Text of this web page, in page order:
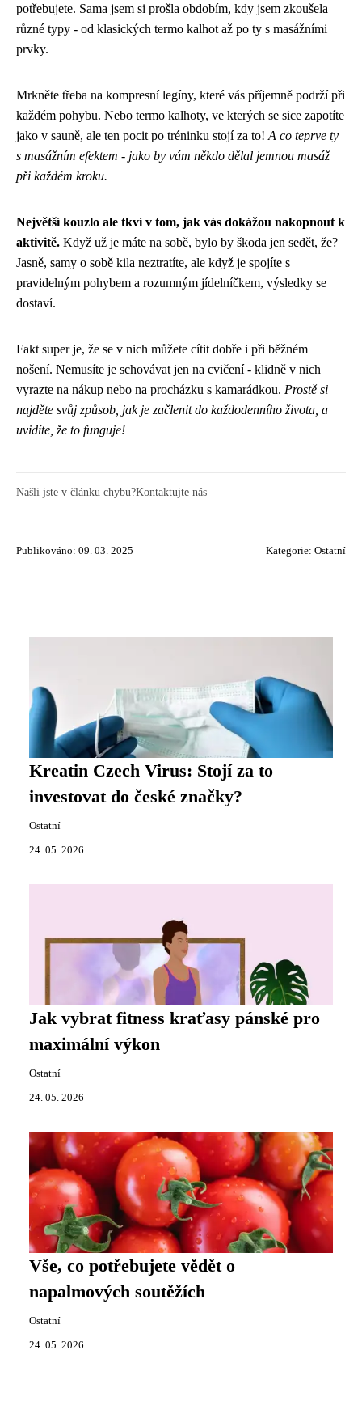
potřebujete. Sama jsem si prošla obdobím, kdy jsem zkoušela
různé typy - od klasických termo kalhot až po ty s masážními
prvky.
Mrkněte třeba na kompresní legíny, které vás příjemně podrží při
každém pohybu. Nebo termo kalhoty, ve kterých se sice zapotíte
jako v sauně, ale ten pocit po tréninku stojí za to! A co teprve ty
s masážním efektem - jako by vám někdo dělal jemnou masáž
při každém kroku.
Největší kouzlo ale tkví v tom, jak vás dokážou nakopnout k
aktivitě. Když už je máte na sobě, bylo by škoda jen sedět, že?
Jasně, samy o sobě kila neztratíte, ale když je spojíte s
pravidelným pohybem a rozumným jídelníčkem, výsledky se
dostaví.
Fakt super je, že se v nich můžete cítit dobře i při běžném
nošení. Nemusíte je schovávat jen na cvičení - klidně v nich
vyrazte na nákup nebo na procházku s kamarádkou. Prostě si
najděte svůj způsob, jak je začlenit do každodenního života, a
uvidíte, že to funguje!
Našli jste v článku chybu?Kontaktujte nás
Publikováno: 09. 03. 2025 Kategorie: Ostatní
Kreatin Czech Virus: Stojí za to
investovat do české značky?
Ostatní
24. 05. 2026
Jak vybrat fitness kraťasy pánské pro
maximální výkon
Ostatní
24. 05. 2026
Vše, co potřebujete vědět o
napalmových soutěžích
Ostatní
24. 05. 2026